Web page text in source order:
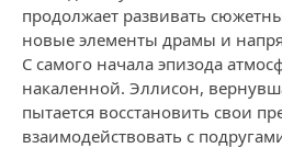
продолжает развивать
новые элементы драмы и
С самого начала эпизода
накаленной. Эллисон,
пытается восстановить свои
взаимодействовать с